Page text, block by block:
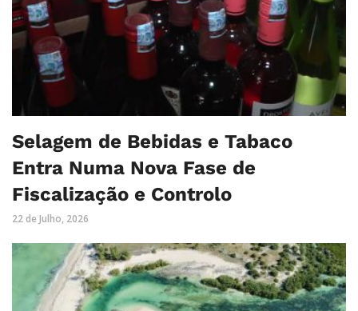
Selagem de Bebidas e Tabaco
Entra Numa Nova Fase de
Fiscalização e Controlo
22 de Julho, 2026